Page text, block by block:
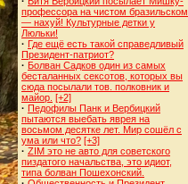
профессора на чистом бразильском
— нахуй! Культурные детки у
Люльки!
· Где ещё есть такой справедливый
Президент-патриот?
· Болван Садков один из самых
бесталанных сексотов, которых вы
сюда посылали тов. полковник и
майор. [+2]
· Педофилы Панк и Вербицкий
пытаются выебать яврея на
восьмом десятке лет. Мир сошёл с
ума или что? [+3]
· ZIM это не авто для советского
пиздатого начальства, это идиот,
типа болван Пошехонский.